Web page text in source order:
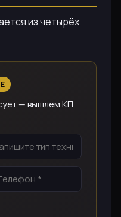
из четырёх
— вышлем КП